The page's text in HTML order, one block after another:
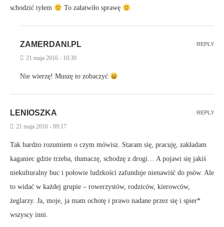
schodzić tyłem
To załatwiło sprawę
ZAMERDANI.PL
21 maja 2016 - 10:30
Nie wierzę! Muszę to zobaczyć
REPLY
LENIOSZKA
21 maja 2016 - 09:17
Tak bardzo rozumiem o czym mówisz. Staram się, pracuję, zakładam
kaganiec gdzie trzeba, tłumaczę, schodzę z drogi… A pojawi się jakiś
niekulturalny buc i połowie ludzkości zafunduje nienawiść do psów. Ale
to widać w każdej grupie – rowerzystów, rodziców, kierowców,
żeglarzy. Ja, moje, ja mam ochotę i prawo nadane przez się i spier*
wszyscy inni.
REPLY